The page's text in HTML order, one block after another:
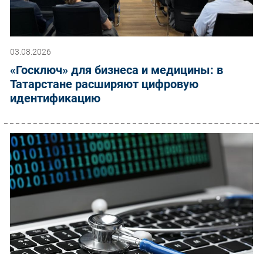
03.08.2026
«Госключ» для бизнеса и медицины: в
Татарстане расширяют цифровую
идентификацию